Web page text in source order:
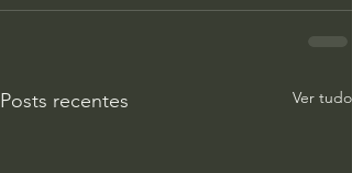
Posts recentes Ver tudo